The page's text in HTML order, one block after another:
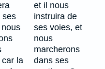
ses
la
et il nous
instruira de
ses voies, et
nous
marcherons
dans ses